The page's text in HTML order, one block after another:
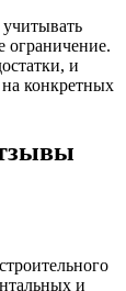
ограничение.
и
конкретных
и